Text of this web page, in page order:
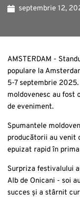
septembrie 12,
AMSTERDAM -
populare la
5-7 septembrie
moldovenesc au fost
de eveniment.
Spumantele
producătorii au venit
epuizat rapid în
Surpriza festivalului
Alb de Onicani - soi
succes și a stârnit